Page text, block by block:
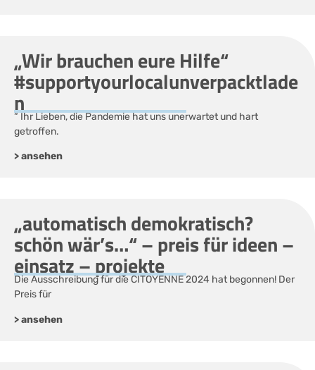
„Wir brauchen eure Hilfe“
#supportyourlocalunverpacktlade
n
“ Ihr Lieben, die Pandemie hat uns unerwartet und hart
getroffen.
> ansehen
„automatisch demokratisch?
schön wär’s…“ – preis für ideen –
einsatz – projekte
Die Ausschreibung für die CITOYENNE 2024 hat begonnen! Der
Preis für
> ansehen